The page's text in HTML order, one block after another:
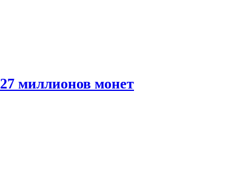
миллионов монет